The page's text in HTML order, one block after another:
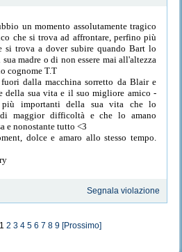
un momento assolutamente tragico
che si trova ad affrontare, perfino più
trova a dover subire quando Bart lo
sua madre o di non essere mai all'altezza
cognome T.T
dalla macchina sorretto da Blair e
della sua vita e il suo migliore amico -
importanti della sua vita che lo
di maggior difficoltà e che lo amano
e nonostante tutto <3
dolce e amaro allo stesso tempo.
Segnala violazione
2 3 4 5 6 7 8 9 [Prossimo]